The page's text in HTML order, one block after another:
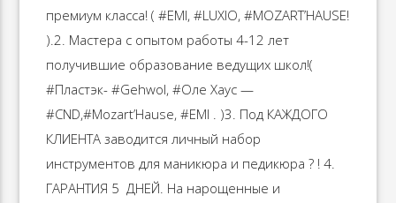
премиум класса! ( #EMI, #LUXIO, #MOZART’HAUSE!
).2. Мастера с опытом работы 4-12 лет
получившие образование ведущих школ!(
#Пластэк- #Gehwol, #Оле Хаус —
#CND,#Mozart’Hause, #EMI . )3. Под КАЖДОГО
КЛИЕНТА заводится личный набор
инструментов для маникюра и педикюра ? ! 4.
ГАРАНТИЯ 5 ️️️️ ДНЕЙ. На нарощенные и